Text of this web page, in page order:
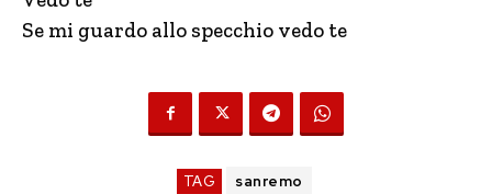
Se mi guardo allo specchio vedo te
TAG sanremo